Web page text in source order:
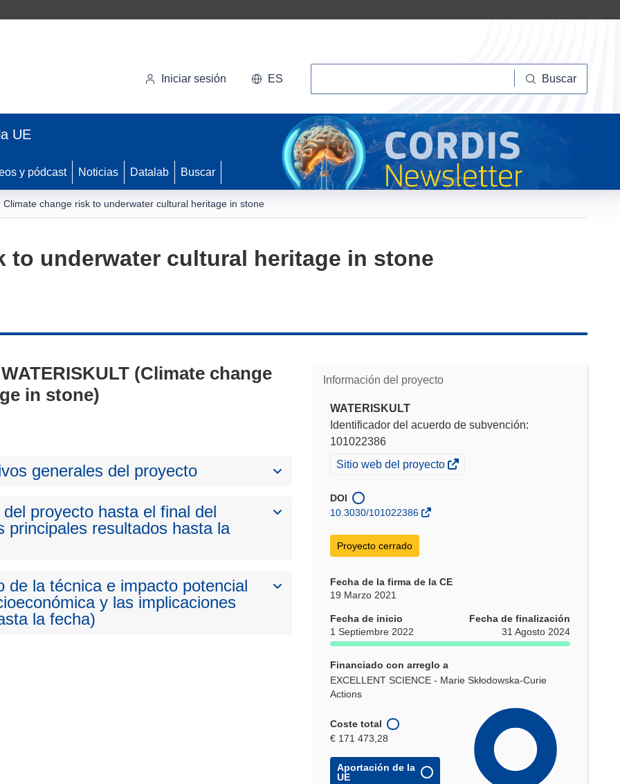
Iniciar sesión ES Buscar
UE
y pódcast Noticias Datalab Buscar
Climate change risk to underwater cultural heritage in stone
to underwater cultural heritage in stone
Información del proyecto
WATERISKULT
Identificador del acuerdo de subvención:
101022386
(se
una
nueva
Sitio web del proyecto
DOI
10.3030/101022386
Proyecto cerrado
Fecha de la firma de la CE
19 Marzo 2021
Fecha de inicio
1 Septiembre 2022
Fecha de finalización
31 Agosto 2024
Financiado con arreglo a
EXCELLENT SCIENCE - Marie Skłodowska-Curie
Actions
Coste total
€ 171 473,28
Aportación de la
UE
(Climate change
in stone)
generales del proyecto
proyecto hasta el final del
principales resultados hasta la
de la técnica e impacto potencial
y las implicaciones
la fecha)